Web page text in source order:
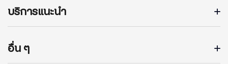
บริการแนะนำ
อื่น ๆ